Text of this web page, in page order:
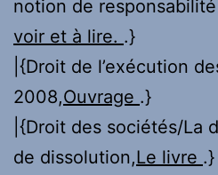
notion de
voir et à lire. .}
|{Droit de l’exécution
2008,Ouvrage .}
|{Droit des sociétés/La
de dissolution,Le livre .}